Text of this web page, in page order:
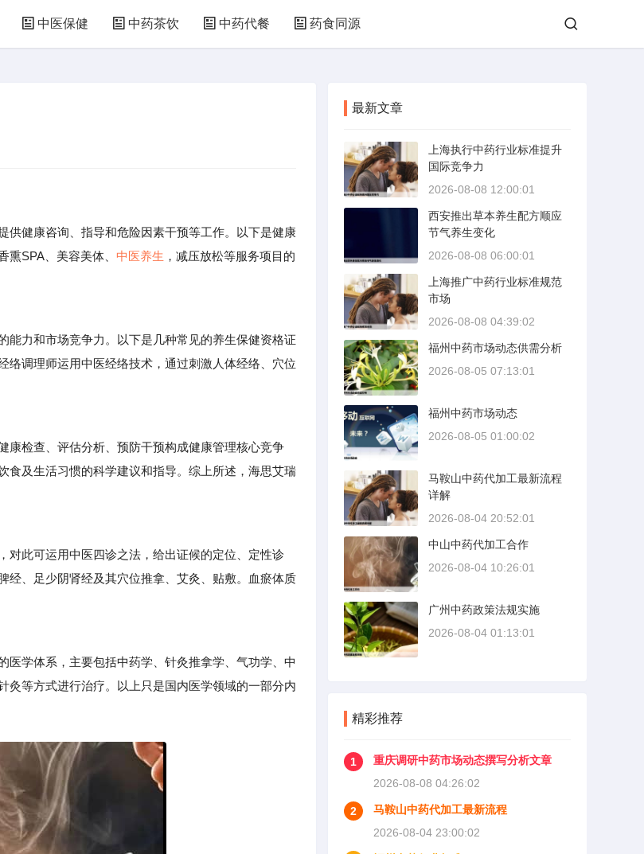
中医保健 中药茶饮 中药代餐 药食同源
健康咨询、指导和危险因素干预等工作。以下是健康
SPA、美容美体、 中医养生 ，减压放松等服务项目的
力和市场竞争力。以下是几种常见的养生保健资格证
络调理师运用中医经络技术，通过刺激人体经络、穴位
检查、评估分析、预防干预构成健康管理核心竞争
食及生活习惯的科学建议和指导。综上所述，海思艾瑞
此可运用中医四诊之法，给出证候的定位、定性诊
经、足少阴肾经及其穴位推拿、艾灸、贴敷。血瘀体质
学体系，主要包括中药学、针灸推拿学、气功学、中
灸等方式进行治疗。以上只是国内医学领域的一部分内
最新文章
上海执行中药行业标准提升
国际竞争力
2026-08-08 12:00:01
西安推出草本养生配方顺应
节气养生变化
2026-08-08 06:00:01
上海推广中药行业标准规范
市场
2026-08-08 04:39:02
福州中药市场动态供需分析
2026-08-05 07:13:01
福州中药市场动态
2026-08-05 01:00:02
马鞍山中药代加工最新流程
详解
2026-08-04 20:52:01
中山中药代加工合作
2026-08-04 10:26:01
广州中药政策法规实施
2026-08-04 01:13:01
精彩推荐
1
重庆调研中药市场动态撰写分析文章
2026-08-08 04:26:02
2
马鞍山中药代加工最新流程
2026-08-04 23:00:02